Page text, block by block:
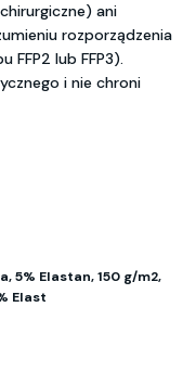
ani
rozporządzenia
FFP2 lub FFP3).
i nie chroni
5% Elastan, 150 g/m2,
Elast